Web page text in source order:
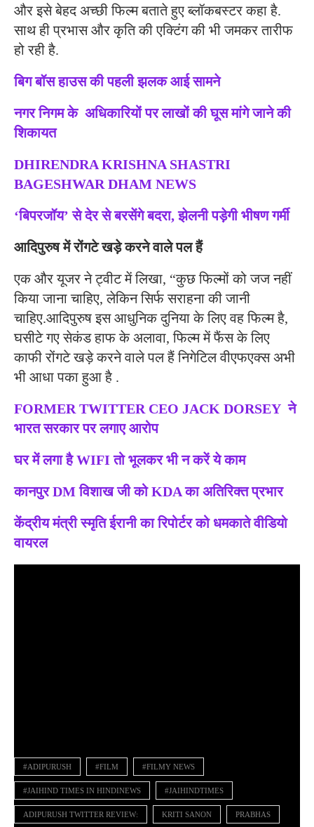
और इसे बेहद अच्छी फिल्म बताते हुए ब्लॉकबस्टर कहा है.
साथ ही प्रभास और कृति की एक्टिंग की भी जमकर तारीफ
हो रही है.
बिग बॉस हाउस की पहली झलक आई सामने
नगर निगम के अधिकारियों पर लाखों की घूस मांगे जाने की
शिकायत
DHIRENDRA KRISHNA SHASTRI
BAGESHWAR DHAM NEWS
‘बिपरजॉय’ से देर से बरसेंगे बदरा, झेलनी पड़ेगी भीषण गर्मी
आदिपुरुष में रोंगटे खड़े करने वाले पल हैं
एक और यूजर ने ट्वीट में लिखा, “कुछ फिल्मों को जज नहीं
किया जाना चाहिए, लेकिन सिर्फ सराहना की जानी
चाहिए.आदिपुरुष इस आधुनिक दुनिया के लिए वह फिल्म है,
घसीटे गए सेकंड हाफ के अलावा, फिल्म में फैंस के लिए
काफी रोंगटे खड़े करने वाले पल हैं निगेटिल वीएफएक्स अभी
भी आधा पका हुआ है .
FORMER TWITTER CEO JACK DORSEY ने
भारत सरकार पर लगाए आरोप
घर में लगा है WIFI तो भूलकर भी न करें ये काम
कानपुर DM विशाख जी को KDA का अतिरिक्त प्रभार
केंद्रीय मंत्री स्मृति ईरानी का रिपोर्टर को धमकाते वीडियो
वायरल
#ADIPURUSH #FILM #FILMY NEWS
#JAIHIND TIMES IN HINDINEWS #JAIHINDTIMES
ADIPURUSH TWITTER REVIEW: KRITI SANON PRABHAS